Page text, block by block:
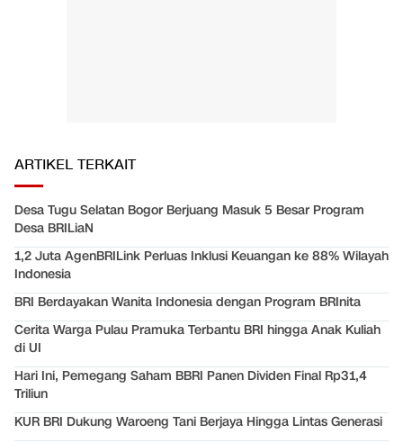
ARTIKEL TERKAIT
Desa Tugu Selatan Bogor Berjuang Masuk 5 Besar Program
Desa BRILiaN
1,2 Juta AgenBRILink Perluas Inklusi Keuangan ke 88% Wilayah
Indonesia
BRI Berdayakan Wanita Indonesia dengan Program BRInita
Cerita Warga Pulau Pramuka Terbantu BRI hingga Anak Kuliah
di UI
Hari Ini, Pemegang Saham BBRI Panen Dividen Final Rp31,4
Triliun
KUR BRI Dukung Waroeng Tani Berjaya Hingga Lintas Generasi